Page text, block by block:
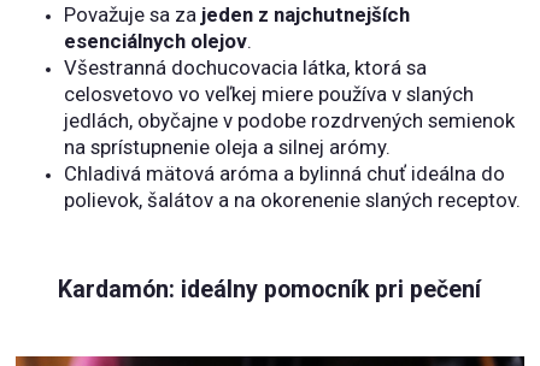
Považuje sa za jeden z najchutnejších
esenciálnych olejov.
Všestranná dochucovacia látka, ktorá sa
celosvetovo vo veľkej miere používa v slaných
jedlách, obyčajne v podobe rozdrvených semienok
na sprístupnenie oleja a silnej arómy.
Chladivá mätová aróma a bylinná chuť ideálna do
polievok, šalátov a na okorenenie slaných receptov.
Kardamón: ideálny pomocník pri pečení